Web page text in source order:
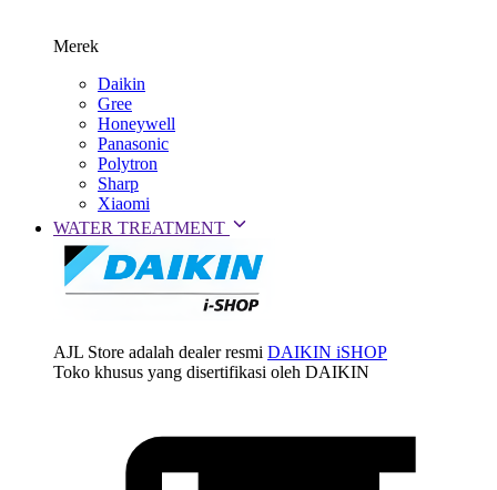
Merek
Daikin
Gree
Honeywell
Panasonic
Polytron
Sharp
Xiaomi
WATER TREATMENT
AJL Store adalah dealer resmi DAIKIN iSHOP
Toko khusus yang disertifikasi oleh DAIKIN